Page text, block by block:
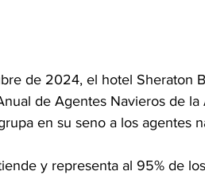
de 2024, el hotel Sheraton
de Agentes Navieros de
en su seno a los agentes
y representa al 95% de